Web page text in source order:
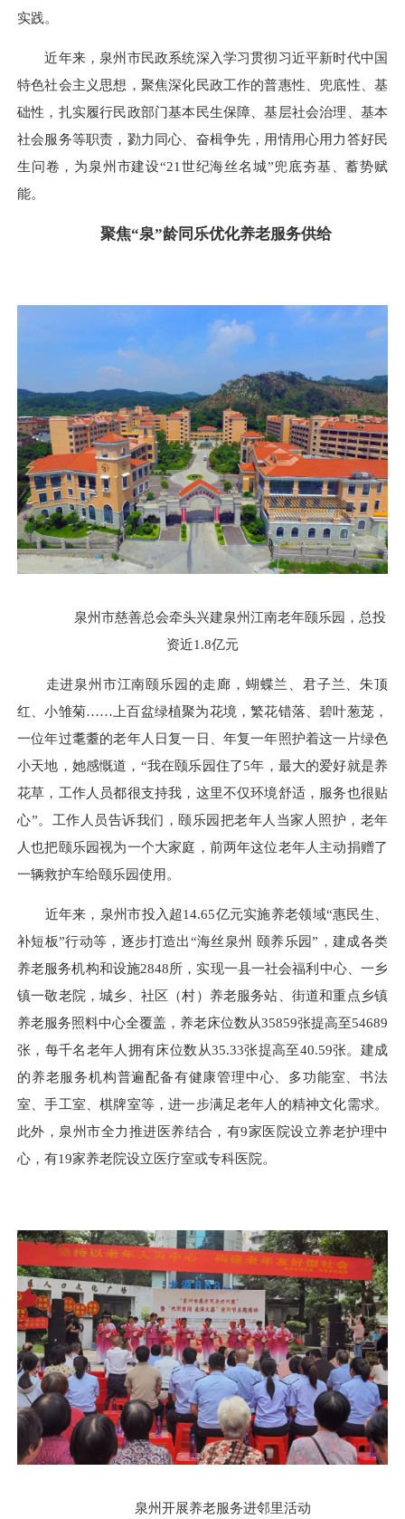
实践。
近年来，泉州市民政系统深入学习贯彻习近平新时代中国
特色社会主义思想，聚焦深化民政工作的普惠性、兜底性、基
础性，扎实履行民政部门基本民生保障、基层社会治理、基本
社会服务等职责，勠力同心、奋楫争先，用情用心用力答好民
生问卷，为泉州市建设“21世纪海丝名城”兜底夯基、蓄势赋
能。
聚焦“泉”龄同乐优化养老服务供给
泉州市慈善总会牵头兴建泉州江南老年颐乐园，总投
资近1.8亿元
走进泉州市江南颐乐园的走廊，蝴蝶兰、君子兰、朱顶
红、小雏菊……上百盆绿植聚为花境，繁花错落、碧叶葱茏，
一位年过耄耋的老年人日复一日、年复一年照护着这一片绿色
小天地，她感慨道，“我在颐乐园住了5年，最大的爱好就是养
花草，工作人员都很支持我，这里不仅环境舒适，服务也很贴
心”。工作人员告诉我们，颐乐园把老年人当家人照护，老年
人也把颐乐园视为一个大家庭，前两年这位老年人主动捐赠了
一辆救护车给颐乐园使用。
近年来，泉州市投入超14.65亿元实施养老领域“惠民生、
补短板”行动等，逐步打造出“海丝泉州 颐养乐园”，建成各类
养老服务机构和设施2848所，实现一县一社会福利中心、一乡
镇一敬老院，城乡、社区（村）养老服务站、街道和重点乡镇
养老服务照料中心全覆盖，养老床位数从35859张提高至54689
张，每千名老年人拥有床位数从35.33张提高至40.59张。建成
的养老服务机构普遍配备有健康管理中心、多功能室、书法
室、手工室、棋牌室等，进一步满足老年人的精神文化需求。
此外，泉州市全力推进医养结合，有9家医院设立养老护理中
心，有19家养老院设立医疗室或专科医院。
泉州开展养老服务进邻里活动